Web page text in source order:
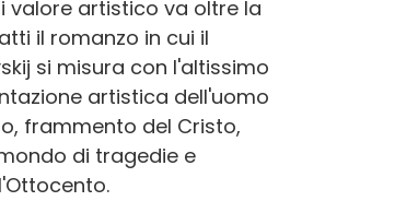
valore artistico va oltre la
il romanzo in cui il
si misura con l'altissimo
artistica dell'uomo
frammento del Cristo,
di tragedie e